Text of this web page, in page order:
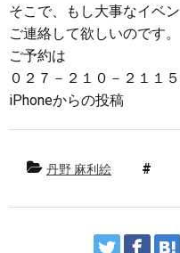
そこで、もし大事なイベ
ご連絡して欲しいのです。
ご予約は
０２７－２１０－２１１
iPhoneからの投稿
丹野 麻利絵